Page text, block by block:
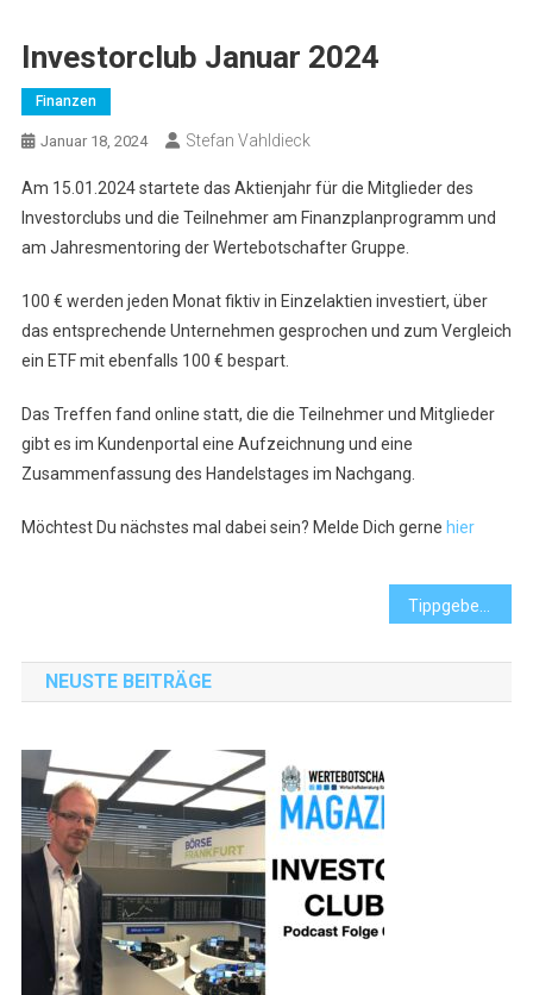
Investorclub Januar 2024
Finanzen
Januar 18, 2024 Stefan Vahldieck
Am 15.01.2024 startete das Aktienjahr für die Mitglieder des
Investorclubs und die Teilnehmer am Finanzplanprogramm und
am Jahresmentoring der Wertebotschafter Gruppe.
100 € werden jeden Monat fiktiv in Einzelaktien investiert, über
das entsprechende Unternehmen gesprochen und zum Vergleich
ein ETF mit ebenfalls 100 € bespart.
Das Treffen fand online statt, die die Teilnehmer und Mitglieder
gibt es im Kundenportal eine Aufzeichnung und eine
Zusammenfassung des Handelstages im Nachgang.
Möchtest Du nächstes mal dabei sein? Melde Dich gerne hier
Navigation
Tippgeber Infowebinar 09.02.2024
NEUSTE BEITRÄGE